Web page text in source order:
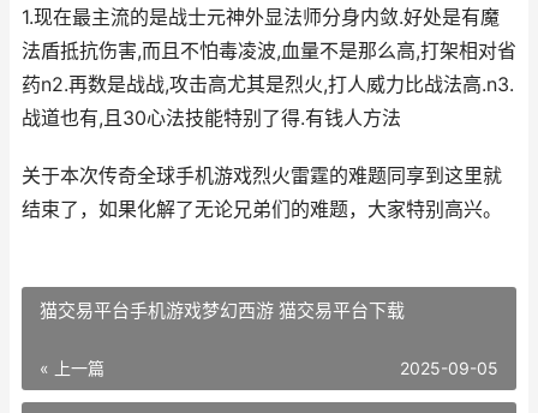
1.现在最主流的是战士元神外显法师分身内敛.好处是有魔
法盾抵抗伤害,而且不怕毒凌波,血量不是那么高,打架相对省
药n2.再数是战战,攻击高尤其是烈火,打人威力比战法高.n3.
战道也有,且30心法技能特别了得.有钱人方法
关于本次传奇全球手机游戏烈火雷霆的难题同享到这里就
结束了，如果化解了无论兄弟们的难题，大家特别高兴。
猫交易平台手机游戏梦幻西游 猫交易平台下载
« 上一篇 2025-09-05